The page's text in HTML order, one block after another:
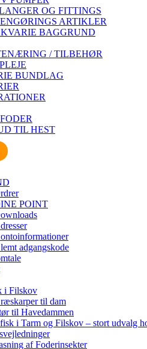
OG FITTINGS
ARTIKLER
BAGGRUND
/ TILBEHØR
BUNDLAG
TIL HEST
POINT
adgangskode
i Filskov
til dam
til Havedammen
i Tarm og Filskov – stort udvalg
af Foderinsekter